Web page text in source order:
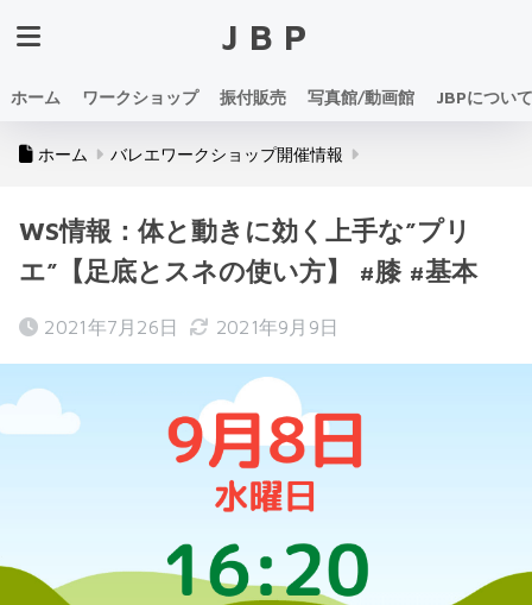
JBP
ホーム ワークショップ 振付販売 写真館/動画館 JBPについて
ホーム バレエワークショップ開催情報
WS情報：体と動きに効く上手な”プリ
エ”【足底とスネの使い方】 #膝 #基本
2021年7月26日 2021年9月9日